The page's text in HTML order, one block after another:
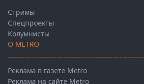
Стримы
Спецпроекты
Колумнисты
О METRO
Реклама в газете Metro
Реклама на сайте Metro